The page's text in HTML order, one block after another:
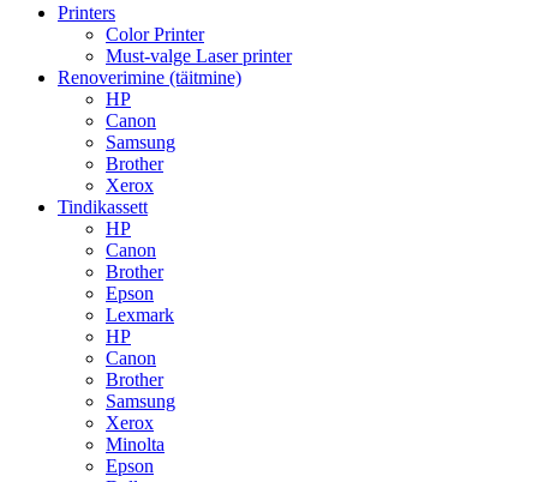
Printers
Color Printer
Must-valge Laser printer
Renoverimine (täitmine)
HP
Canon
Samsung
Brother
Xerox
Tindikassett
HP
Canon
Brother
Epson
Lexmark
HP
Canon
Brother
Samsung
Xerox
Minolta
Epson